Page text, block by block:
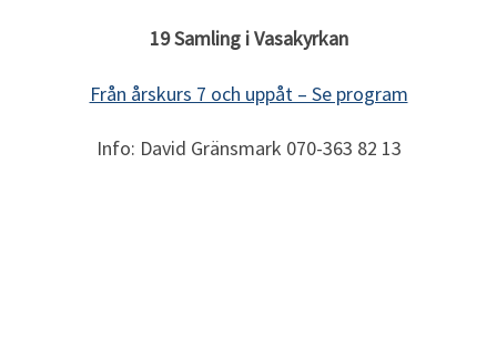
19 Samling i Vasakyrkan
Från årskurs 7 och uppåt – Se program
Info: David Gränsmark 070-363 82 13